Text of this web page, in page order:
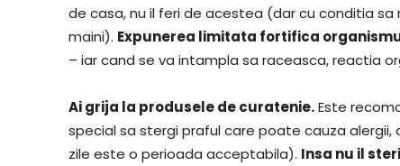
de casa, nu il feri de acestea (dar cu conditia
maini). Expunerea limitata fortifica
– iar cand se va intampla sa raceasca, reactia
Ai grija la produsele de curatenie.Este
special sa stergi praful care poate cauza
zile este o perioada acceptabila). Insa nu il